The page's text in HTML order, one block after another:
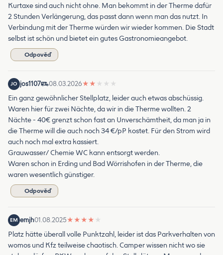
Kurtaxe sind auch nicht ohne. Man bekommt in der Therme dafür
2 Stunden Verlängerung, das passt dann wenn man das nutzt. In
Verbindung mit der Therme würden wir wieder kommen. Die Stadt
selbst ist schön und bietet ein gutes Gastronomieangebot.
Odpověď
JO jos1107 08.03.2026★ ★ ★ ★ ★
Ein ganz gewöhnlicher Stellplatz, leider auch etwas abschüssig.
Waren hier für zwei Nächte, da wir in die Therme wollten. 2
Nächte - 40€ grenzt schon fast an Unverschämtheit, da man ja in
die Therme will die auch noch 34 €/pP kostet. Für den Strom wird
auch noch mal extra kassiert.
Grauwasser/ Chemie WC kann entsorgt werden.
Waren schon in Erding und Bad Wörrishofen in der Therme, die
waren wesentlich günstiger.
Odpověď
EM emjh01.08.2025★ ★ ★ ★ ★
Platz hätte überall volle Punktzahl, leider ist das Parkverhalten von
womos und Kfz teilweise chaotisch. Camper wissen nicht wo sie